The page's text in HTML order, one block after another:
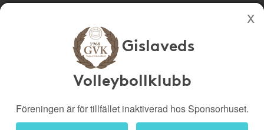
Köp genom denna sida stöttar Gislaveds Volleybollklubb
Bli medlem
Logga in
Gislaveds
Volleybollklubb
Föreningen är för tillfället inaktiverad hos Sponsorhuset.